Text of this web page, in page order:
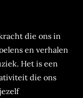
die ons in
en verhalen
Het is een
die ons